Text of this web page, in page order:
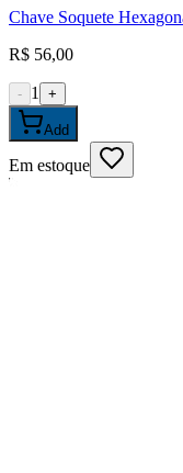
Chave Soquete
R$ 56,00
- 1 +
Add
Em estoque